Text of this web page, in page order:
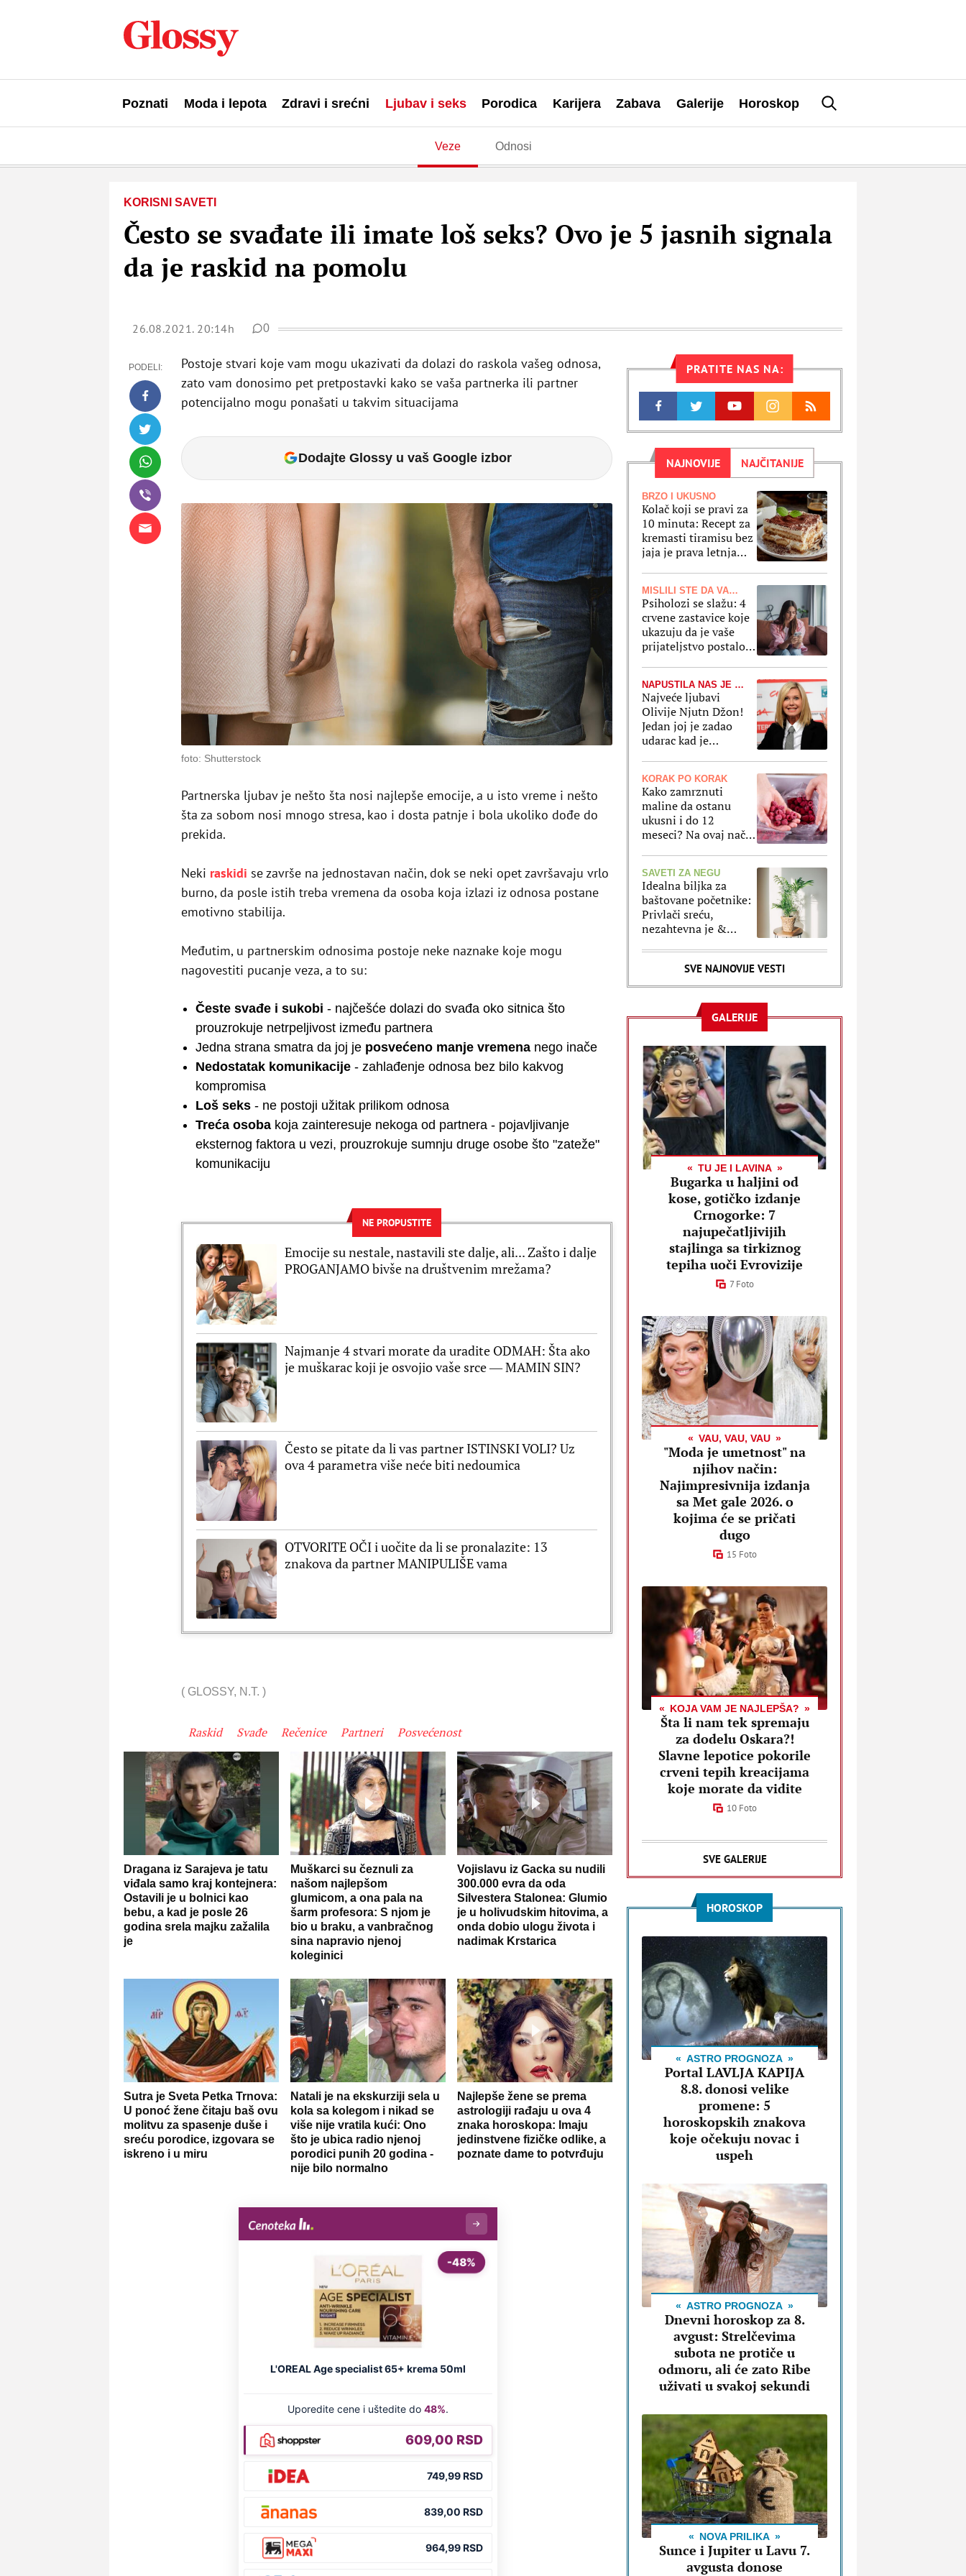
Poznati Moda i lepota Zdravi i srećni Ljubav i seks Porodica Karijera Zabava Galerije Horoskop
Veze Odnosi
KORISNI SAVETI
Često se svađate ili imate loš seks? Ovo je 5 jasnih signala
da je raskid na pomolu
26.08.2021. 20:14h 0
PODELI:
Postoje stvari koje vam mogu ukazivati da dolazi do raskola vašeg odnosa,
zato vam donosimo pet pretpostavki kako se vaša partnerka ili partner
potencijalno mogu ponašati u takvim situacijama
Dodajte Glossy u vaš Google izbor
foto: Shutterstock
Partnerska ljubav je nešto šta nosi najlepše emocije, a u isto vreme i nešto
šta za sobom nosi mnogo stresa, kao i dosta patnje i bola ukoliko dođe do
prekida.
Neki raskidi se završe na jednostavan način, dok se neki opet završavaju vrlo
burno, da posle istih treba vremena da osoba koja izlazi iz odnosa postane
emotivno stabilija.
Međutim, u partnerskim odnosima postoje neke naznake koje mogu
nagovestiti pucanje veza, a to su:
Česte svađe i sukobi - najčešće dolazi do svađa oko sitnica što
prouzrokuje netrpeljivost između partnera
Jedna strana smatra da joj je posvećeno manje vremena nego inače
Nedostatak komunikacije - zahlađenje odnosa bez bilo kakvog
kompromisa
Loš seks - ne postoji užitak prilikom odnosa
Treća osoba koja zainteresuje nekoga od partnera - pojavljivanje
eksternog faktora u vezi, prouzrokuje sumnju druge osobe što "zateže"
komunikaciju
NE PROPUSTITE
Emocije su nestale, nastavili ste dalje, ali... Zašto i dalje
PROGANJAMO bivše na društvenim mrežama?
Najmanje 4 stvari morate da uradite ODMAH: Šta ako
je muškarac koji je osvojio vaše srce ― MAMIN SIN?
Često se pitate da li vas partner ISTINSKI VOLI? Uz
ova 4 parametra više neće biti nedoumica
OTVORITE OČI i uočite da li se pronalazite: 13
znakova da partner MANIPULIŠE vama
( GLOSSY, N.T. )
Raskid Svađe Rečenice Partneri Posvećenost
Dragana iz Sarajeva je tatu
viđala samo kraj kontejnera:
Ostavili je u bolnici kao
bebu, a kad je posle 26
godina srela majku zažalila
je
Muškarci su čeznuli za
našom najlepšom
glumicom, a ona pala na
šarm profesora: S njom je
bio u braku, a vanbračnog
sina napravio njenoj
koleginici
Vojislavu iz Gacka su nudili
300.000 evra da oda
Silvestera Stalonea: Glumio
je u holivudskim hitovima, a
onda dobio ulogu života i
nadimak Krstarica
Sutra je Sveta Petka Trnova:
U ponoć žene čitaju baš ovu
molitvu za spasenje duše i
sreću porodice, izgovara se
iskreno i u miru
Natali je na ekskurziji sela u
kola sa kolegom i nikad se
više nije vratila kući: Ono
što je ubica radio njenoj
porodici punih 20 godina -
nije bilo normalno
Najlepše žene se prema
astrologiji rađaju u ova 4
znaka horoskopa: Imaju
jedinstvene fizičke odlike, a
poznate dame to potvrđuju
PRATITE NAS NA:
NAJNOVIJE NAJČITANIJE
BRZO I UKUSNO
Kolač koji se pravi za
10 minuta: Recept za
kremasti tiramisu bez
jaja je prava letnja
MISLILI STE DA VAM JE PRAVI PRIJATELJ
Psiholozi se slažu: 4
crvene zastavice koje
ukazuju da je vaše
prijateljstvo postalo
NAPUSTILA NAS JE PRE 4 GODINE
Najveće ljubavi
Olivije Njutn Džon!
Jedan joj je zadao
udarac kad je
smrt
KORAK PO KORAK
Kako zamrznuti
maline da ostanu
ukusni i do 12
meseci? Na ovaj način
SAVETI ZA NEGU
Idealna biljka za
baštovane početnike:
Privlači sreću,
nezahtevna je &
bez mnogo muke i
SVE NAJNOVIJE VESTI
GALERIJE
TU JE I LAVINA
Bugarka u haljini od
kose, gotičko izdanje
Crnogorke: 7
najupečatljivijih
stajlinga sa tirkiznog
tepiha uoči Evrovizije
7 Foto
VAU, VAU, VAU
"Moda je umetnost" na
njihov način:
Najimpresivnija izdanja
sa Met gale 2026. o
kojima će se pričati
dugo
15 Foto
KOJA VAM JE NAJLEPŠA?
Šta li nam tek spremaju
za dodelu Oskara?!
Slavne lepotice pokorile
crveni tepih kreacijama
koje morate da vidite
10 Foto
SVE GALERIJE
HOROSKOP
ASTRO PROGNOZA
Portal LAVLJA KAPIJA
8.8. donosi velike
promene: 5
horoskopskih znakova
koje očekuju novac i
uspeh
ASTRO PROGNOZA
Dnevni horoskop za 8.
avgust: Strelčevima
subota ne protiče u
odmoru, ali će zato Ribe
uživati u svakoj sekundi
NOVA PRILIKA
Sunce i Jupiter u Lavu 7.
avgusta donose